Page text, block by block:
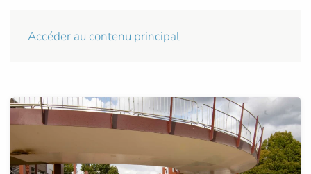
Accéder au contenu principal